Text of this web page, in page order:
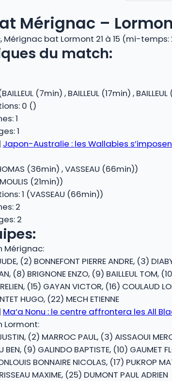
Mérignac –
Mérignac bat Lormont 21 à 15 (mi-
du match:
(7min) , BAILLEUL (17min) ,
0 ()
1
1
| Japon-Australie : les Wallabies
(36min) , VASSEAU (66min))
(21min))
1 (VASSEAU (66min))
2
2
Mérignac:
(2) BONNEFONT PIERRE ANDRE, (3)
(8) BRIGNONE ENZO, (9) BAILLEUL TOM,
(15) GAYAN VICTOR, (16) COULAUD
HUGO, (22) MECH ETIENNE
| Ma’a Nonu : le centre affrontera les All
Lormont:
(2) MARROC PAUL, (3) AISSAOUI
(9) GALINDO BAPTISTE, (10) GAUMET
BONNAIRE NICOLAS, (17) PUKROP
MAXIME, (25) DUMONT PAUL ADRIEN